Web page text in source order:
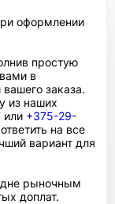
оформлении
простую
в
заказа.
из наших
или +375-29-
на все
вариант для
рыночным
доплат.